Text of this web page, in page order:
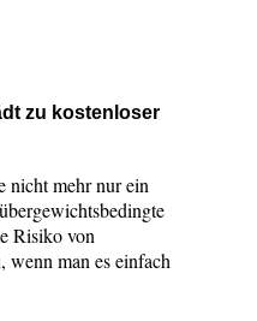
zu kostenloser
nicht mehr nur ein
Risiko von
wenn man es einfach